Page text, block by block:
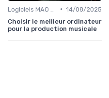
• 14/08/2025
Choisir le meilleur ordinateur
pour la production musicale